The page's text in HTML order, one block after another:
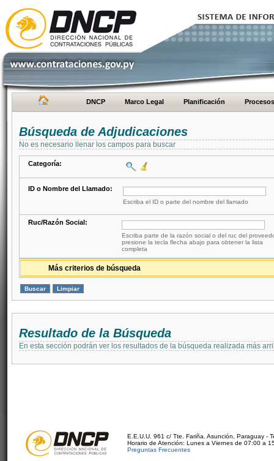
DNCP Marco Legal Planificación Procesos
Búsqueda de Adjudicaciones
No es necesario llenar los campos para buscar
Categoría:
ID o Nombre del Llamado:
Escriba el ID o parte del nombre del llamado
Ruc/Razón Social:
Escriba parte de la razón social o del ruc del
presione la tecla flecha abajo para obtener la lista
completa
Más criterios de búsqueda
Resultado de la Búsqueda
En esta sección podrán ver los resultados de la búsqueda realizada más
E.E.U.U. 961 c/ Tte. Fariña. Asunción, Paraguay -
Horario de Atención: Lunes a Viernes de 07:00 a
Preguntas Frecuentes